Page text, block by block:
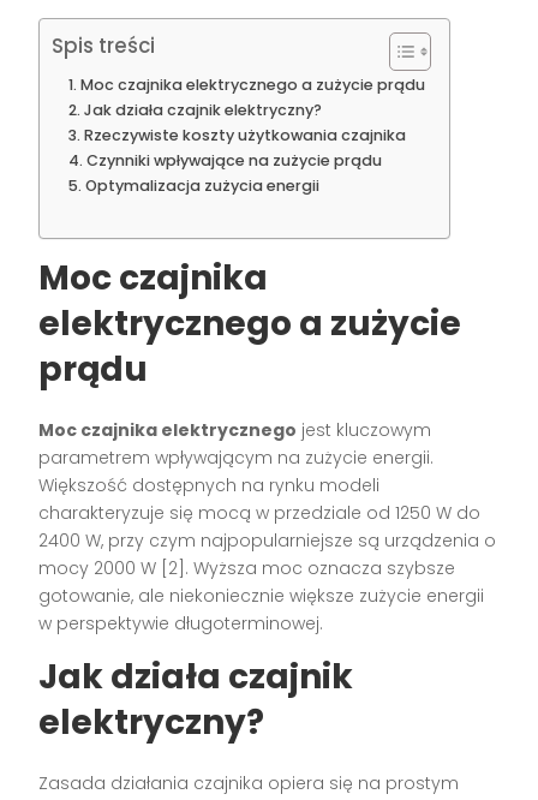
Spis treści
Moc czajnika elektrycznego a zużycie prądu
Jak działa czajnik elektryczny?
Rzeczywiste koszty użytkowania czajnika
Czynniki wpływające na zużycie prądu
Optymalizacja zużycia energii
Moc czajnika
elektrycznego a zużycie
prądu
Moc czajnika elektrycznego jest kluczowym
parametrem wpływającym na zużycie energii.
Większość dostępnych na rynku modeli
charakteryzuje się mocą w przedziale od 1250 W do
2400 W, przy czym najpopularniejsze są urządzenia o
mocy 2000 W [2]. Wyższa moc oznacza szybsze
gotowanie, ale niekoniecznie większe zużycie energii
w perspektywie długoterminowej.
Jak działa czajnik
elektryczny?
Zasada działania czajnika opiera się na prostym